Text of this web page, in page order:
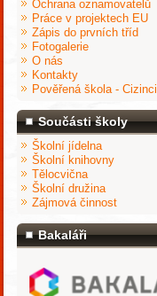
Ochrana oznamovatelů
Práce v projektech EU
Zápis do prvních tříd
Fotogalerie
O nás
Kontakty
Pověřená škola - Cizinci
Součásti školy
Školní jídelna
Školní knihovny
Tělocvična
Školní družina
Zájmová činnost
Bakaláři